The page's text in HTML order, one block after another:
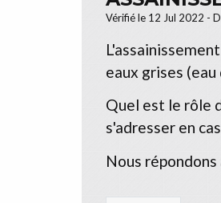
Vérifié le 12 Jul 2022 -
eaux grises
Quel est le rôle
s'adresser en
Nous